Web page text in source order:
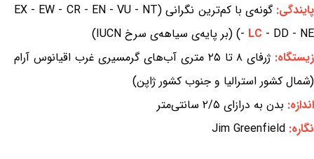
پایندگی:
گونه‌ی با کم‌ترین نگرانی (EX - EW - CR - EN - VU - NT
- LC - DD - NE) (بر پایه‌ی سیاهه‌ی سرخ IUCN)
زیستگاه:
ژرفای ۸ تا ۲۵ متری آب‌های گرمسیری غرب اقیانوس آرام
(شمال کشور استرالیا و جنوب کشور ژاپن)
اندازه: بدن به درازای ۲/۵ سانتی‌متر
نگاره: Jim Greenfield